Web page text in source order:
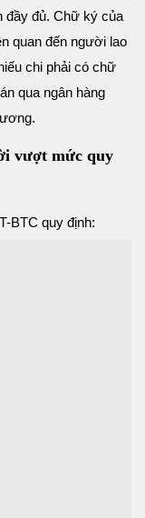
đầy đủ. Chữ ký của
quan đến người lao
chi phải có chữ
qua ngân hàng
vượt mức quy
BTC quy định: